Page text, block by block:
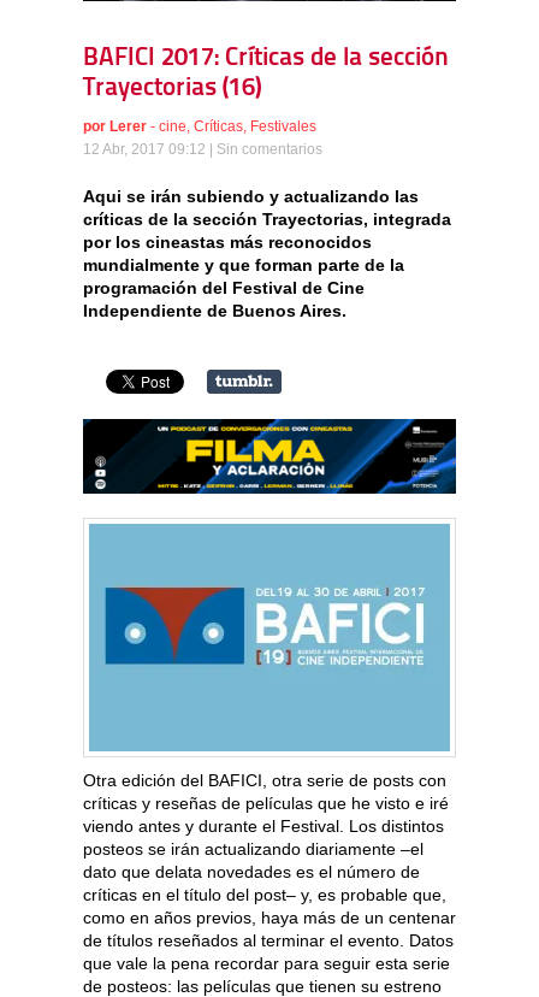
BAFICI 2017: Críticas de la sección
Trayectorias (16)
por Lerer - cine, Críticas, Festivales
12 Abr, 2017 09:12 | Sin comentarios
Aqui se irán subiendo y actualizando las
críticas de la sección Trayectorias, integrada
por los cineastas más reconocidos
mundialmente y que forman parte de la
programación del Festival de Cine
Independiente de Buenos Aires.
Otra edición del BAFICI, otra serie de posts con
críticas y reseñas de películas que he visto e iré
viendo antes y durante el Festival. Los distintos
posteos se irán actualizando diariamente –el
dato que delata novedades es el número de
críticas en el título del post– y, es probable que,
como en años previos, haya más de un centenar
de títulos reseñados al terminar el evento. Datos
que vale la pena recordar para seguir esta serie
de posteos: las películas que tienen su estreno